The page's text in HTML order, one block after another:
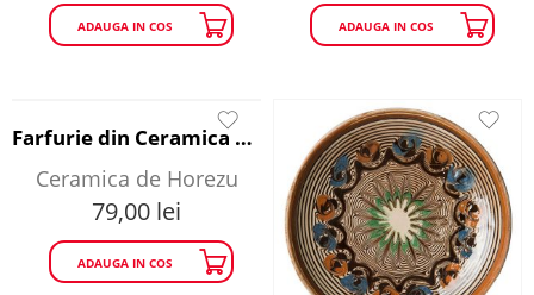
ADAUGA IN COS ADAUGA IN COS
Farfurie din Ceramica Horezu - motiv vegetal diametru 25 cm
Ceramica de Horezu
79,00 lei
ADAUGA IN COS